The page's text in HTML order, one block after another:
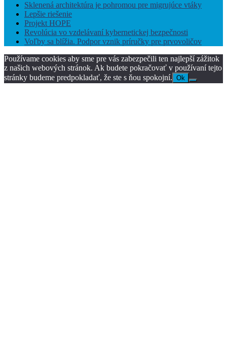
Sklenená architektúra je pohromou pre migrujúce vtáky
Lepšie riešenie
Projekt HOPE
Revolúcia vo vzdelávaní kybernetickej bezpečnosti
Voľby sa blížia. Podpor vznik príručky pre prvovoličov
Používame cookies aby sme pre vás zabezpečili ten najlepší zážitok
z našich webových stránok. Ak budete pokračovať v používaní tejto
stránky budeme predpokladať, že ste s ňou spokojní. Ok